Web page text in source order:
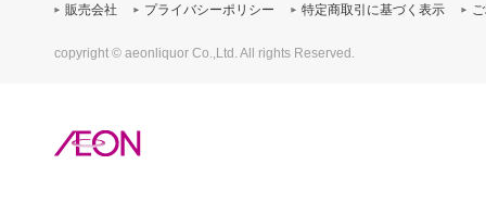
販売会社 プライバシーポリシー 特定商取引に基づく表示
copyright © aeonliquor Co.,Ltd. All rights Reserved.